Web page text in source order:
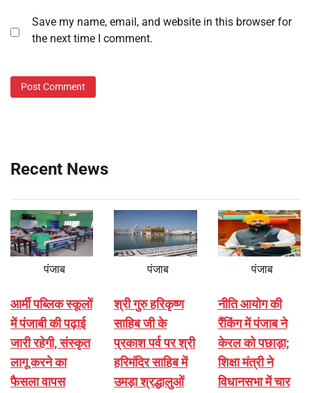
Save my name, email, and website in this browser for
the next time I comment.
Recent News
पंजाब
आर्मी पब्लिक स्कूलों
में पंजाबी की पढ़ाई
जारी रहेगी, संस्कृत
लागू करने का
फैसला वापस
पंजाब
श्री गुरु हरिकृष्ण
साहिब जी के
प्रकाश पर्व पर श्री
हरिमंदिर साहिब में
उमड़ा श्रद्धालुओं
पंजाब
नीति आयोग की
रैंकिंग में पंजाब ने
केरल को पछाड़ा;
शिक्षा मंत्री ने
विधानसभा में चार